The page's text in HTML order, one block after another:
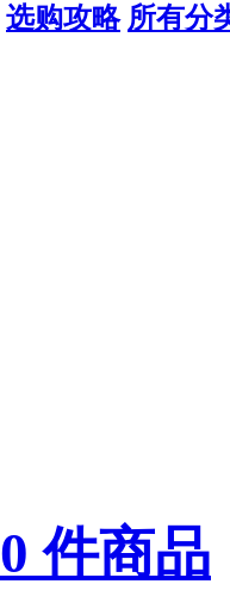
选购攻略 所有分
0 件商品